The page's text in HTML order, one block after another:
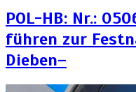
POL-HB: Nr.:
führen zur
Dieben–